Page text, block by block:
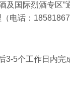
及国际烈酒专区”
电话：
3-5个工作日内完